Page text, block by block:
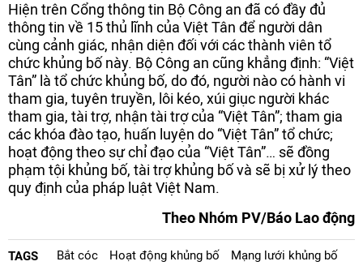
Hiện trên Cổng thông tin Bộ Công an đã có đầy đủ
thông tin về 15 thủ lĩnh của Việt Tân để người dân
cùng cảnh giác, nhận diện đối với các thành viên tổ
chức khủng bố này. Bộ Công an cũng khẳng định: “Việt
Tân” là tổ chức khủng bố, do đó, người nào có hành vi
tham gia, tuyên truyền, lôi kéo, xúi giục người khác
tham gia, tài trợ, nhận tài trợ của “Việt Tân”; tham gia
các khóa đào tạo, huấn luyện do “Việt Tân” tổ chức;
hoạt động theo sự chỉ đạo của “Việt Tân”… sẽ đồng
phạm tội khủng bố, tài trợ khủng bố và sẽ bị xử lý theo
quy định của pháp luật Việt Nam.
Theo Nhóm PV/Báo Lao động
TAGS Bắt cóc Hoạt động khủng bố
Mạng lưới khủng bố